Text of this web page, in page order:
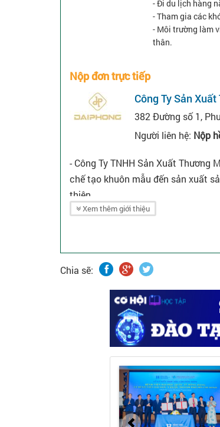
- Đi du lịch hàng
- Tham gia các
- Môi trường làm
thân.
Nộp đơn trực tiếp
Công Ty Sản
382 Đường số 1,
Người liên hệ: Nộp
- Công Ty TNHH Sản Xuất Thương
chế tạo khuôn mẫu đến sản xuất
thiện.
Xem thêm giới thiệu
Chia sẽ: